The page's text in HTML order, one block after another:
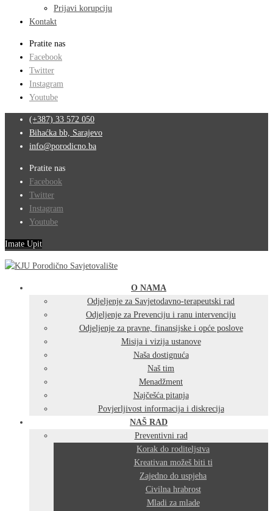
Prijavi korupciju
Kontakt
Pratite nas
Facebook
Twitter
Instagram
Youtube
(+387) 33 572 050
Bihaćka bb, Sarajevo
info@porodicno.ba
Pratite nas
Facebook
Twitter
Instagram
Youtube
Imate Upit
O NAMA
Odjeljenje za Savjetodavno-terapeutski rad
Odjeljenje za Prevenciju i ranu intervenciju
Odjeljenje za pravne, finansijske i opće poslove
Misija i vizija ustanove
Naša dostignuća
Naš tim
Menadžment
Najčešća pitanja
Povjerljivost informacija i diskrecija
NAŠ RAD
Preventivni rad
Korak do roditeljstva
Kreativan možeš biti ti
Zajedno do uspjeha
Civilna hrabrost
Mladi za mlade